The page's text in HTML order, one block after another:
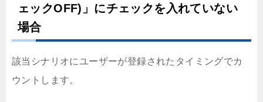
ェックOFF)」にチェックを入れていない
場合
該当シナリオにユーザーが登録されたタイミングでカ
ウントします。